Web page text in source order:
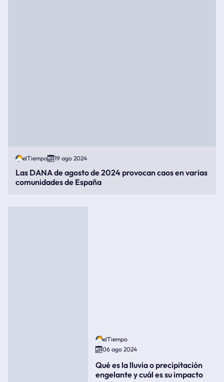
elTiempo 19 ago 2024
Las DANA de agosto de 2024 provocan caos en varias
comunidades de España
elTiempo
06 ago 2024
Qué es la lluvia o precipitación
engelante y cuál es su impacto